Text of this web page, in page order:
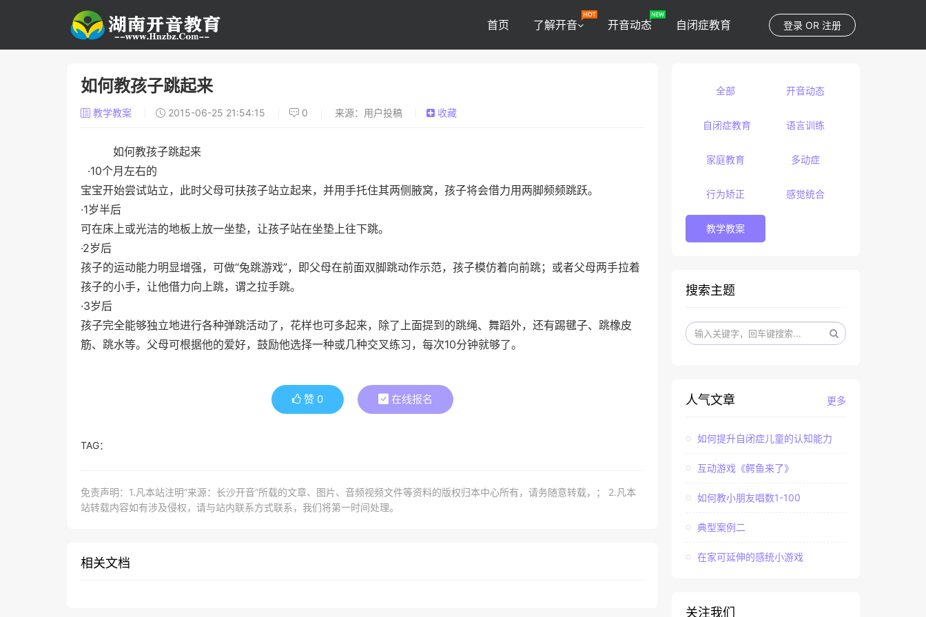
登录 OR 注册
首页 了解开音 开音动态 自闭症教育
如何教孩子跳起来
教学教案 2015-06-25 21:54:15 0 来源：用户投稿 收藏
如何教孩子跳起来
·10个月左右的
宝宝开始尝试站立，此时父母可扶孩子站立起来，并用手托住其两侧腋窝，孩子将会借力用两脚频频跳跃。
·1岁半后
可在床上或光洁的地板上放一坐垫，让孩子站在坐垫上往下跳。
·2岁后
孩子的运动能力明显增强，可做“兔跳游戏”，即父母在前面双脚跳动作示范，孩子模仿着向前跳；或者父母两手拉着
孩子的小手，让他借力向上跳，谓之拉手跳。
·3岁后
孩子完全能够独立地进行各种弹跳活动了，花样也可多起来，除了上面提到的跳绳、舞蹈外，还有踢毽子、跳橡皮
筋、跳水等。父母可根据他的爱好，鼓励他选择一种或几种交叉练习，每次10分钟就够了。
赞 0 在线报名
TAG：
免责声明：1.凡本站注明“来源：长沙开音”所载的文章、图片、音频视频文件等资料的版权归本中心所有，请务随意转载，； 2.凡本
站转载内容如有涉及侵权，请与站内联系方式联系，我们将第一时间处理。
相关文档
全部 开音动态
自闭症教育 语言训练
家庭教育 多动症
行为矫正 感觉统合
教学教案
搜索主题
更多
人气文章
如何提升自闭症儿童的认知能力
互动游戏《鳄鱼来了》
如何教小朋友唱数1-100
典型案例二
在家可延伸的感统小游戏
关注我们